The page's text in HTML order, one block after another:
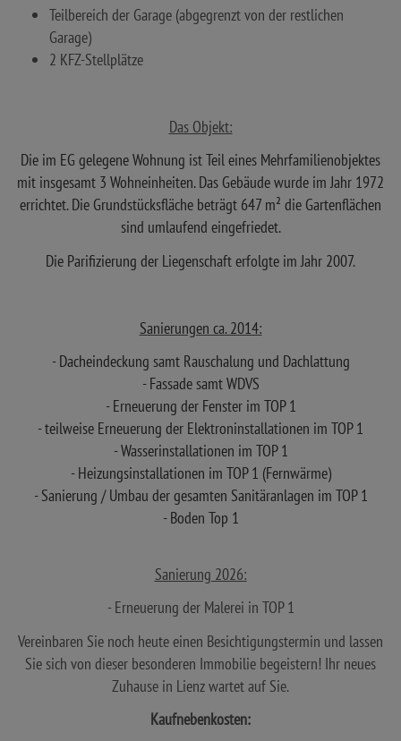
Teilbereich der Garage (abgegrenzt von der restlichen
Garage)
2 KFZ-Stellplätze
Das Objekt:
Die im EG gelegene Wohnung ist Teil eines Mehrfamilienobjektes
mit insgesamt 3 Wohneinheiten. Das Gebäude wurde im Jahr 1972
errichtet. Die Grundstücksfläche beträgt 647 m² die Gartenflächen
sind umlaufend eingefriedet.
Die Parifizierung der Liegenschaft erfolgte im Jahr 2007.
Sanierungen ca. 2014:
- Dacheindeckung samt Rauschalung und Dachlattung
- Fassade samt WDVS
- Erneuerung der Fenster im TOP 1
- teilweise Erneuerung der Elektroninstallationen im TOP 1
- Wasserinstallationen im TOP 1
- Heizungsinstallationen im TOP 1 (Fernwärme)
- Sanierung / Umbau der gesamten Sanitäranlagen im TOP 1
- Boden Top 1
Sanierung 2026:
- Erneuerung der Malerei in TOP 1
Vereinbaren Sie noch heute einen Besichtigungstermin und lassen
Sie sich von dieser besonderen Immobilie begeistern! Ihr neues
Zuhause in Lienz wartet auf Sie.
Kaufnebenkosten: